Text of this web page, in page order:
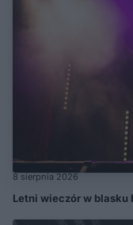
8 sierpnia 2026
Letni wieczór w blasku